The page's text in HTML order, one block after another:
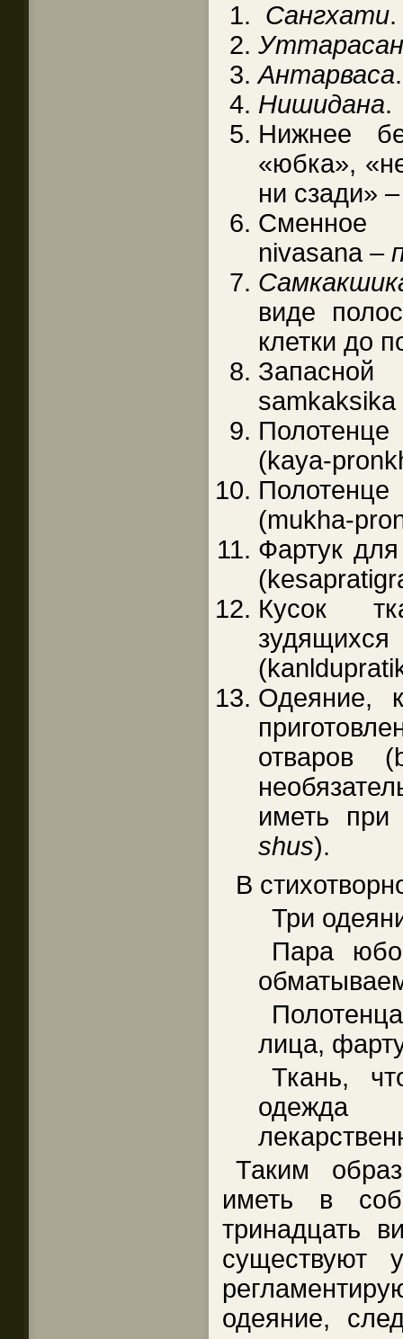
Сангхати.
Антарваса.
Нишидана.
Нижнее
«юбка»,
ни сзади»
Сменное
nivasana –
виде
клетки до
(kaya-
(mukha-
Фартук
Кусок
Одеяние,
отваров
иметь
shus).
В
Три
Пара
лица,
Ткань,
одежда
Таким
иметь в
тринадцать
существуют
одеяние,